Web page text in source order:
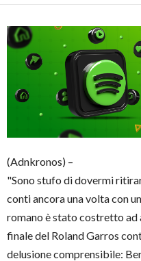
(Adnkronos) –
"Sono stufo di dovermi
conti ancora una volta con
romano è stato costretto ad
finale del Roland Garros
delusione comprensibile: